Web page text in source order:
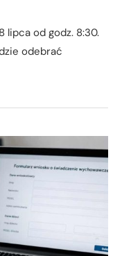
od godz. 8:30.
odebrać